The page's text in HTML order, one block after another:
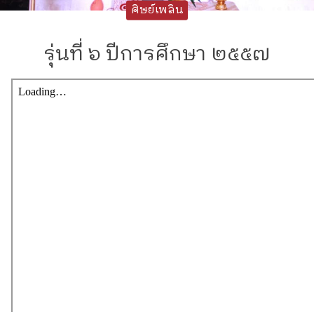
ศิษย์เพลิน
รุ่นที่ ๖ ปีการศึกษา ๒๕๕๗